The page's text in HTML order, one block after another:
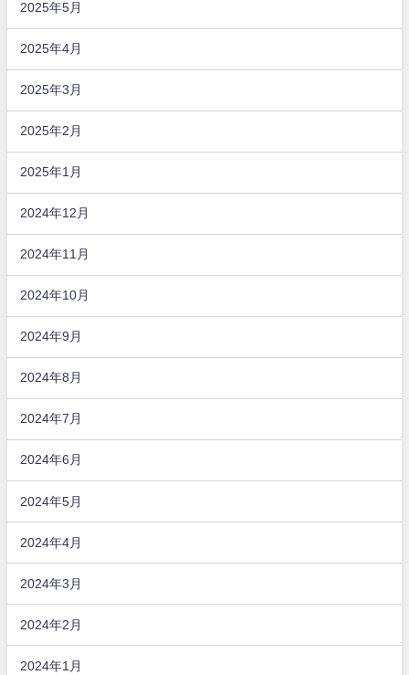
2025年5月
2025年4月
2025年3月
2025年2月
2025年1月
2024年12月
2024年11月
2024年10月
2024年9月
2024年8月
2024年7月
2024年6月
2024年5月
2024年4月
2024年3月
2024年2月
2024年1月